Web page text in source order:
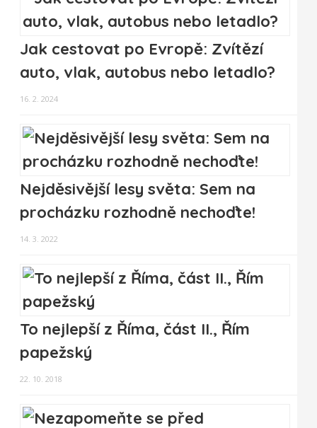
Jak cestovat po Evropě: Zvítězí
auto, vlak, autobus nebo letadlo?
16. 2. 2024
Nejděsivější lesy světa: Sem na
procházku rozhodně nechoďte!
14. 3. 2022
To nejlepší z Říma, část II., Řím
papežský
22. 10. 2018